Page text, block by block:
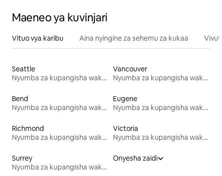
Maeneo ya kuvinjari
Vituo vya karibu Aina nyingine za sehemu za kukaa
Seattle
Nyumba za kupangisha wakati wa likizo
Vancouver
Nyumba za kupangisha wakati wa likizo
Bend
Nyumba za kupangisha wakati wa likizo
Eugene
Nyumba za kupangisha wakati wa likizo
Richmond
Nyumba za kupangisha wakati wa likizo
Victoria
Nyumba za kupangisha wakati wa likizo
Surrey
Nyumba za kupangisha wakati wa likizo
Onyesha zaidi